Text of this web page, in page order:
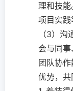
理和技能
项目实践
（3）
会与同事
团队协
优势，